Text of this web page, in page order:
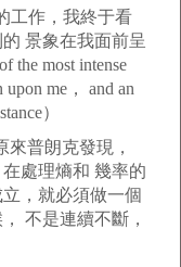
工作，我終于看
景象在我面前呈
the most intense
me， and an
）
來普朗克發現，
處理熵和 幾率的
，就必須做一個
不是連續不斷，